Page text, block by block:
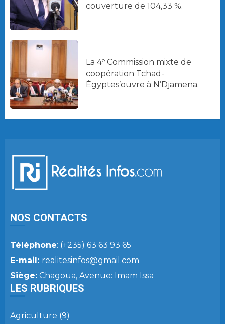
couverture de 104,33 %.
La 4ᵉ Commission mixte de
coopération Tchad-
Égyptes’ouvre à N’Djamena.
NOS CONTACTS
Téléphone: (+235) 63 63 93 65
E-mail: realitesinfos@gmail.com
Siège: Chagoua, Avenue: Imam Issa
LES RUBRIQUES
Agriculture (9)